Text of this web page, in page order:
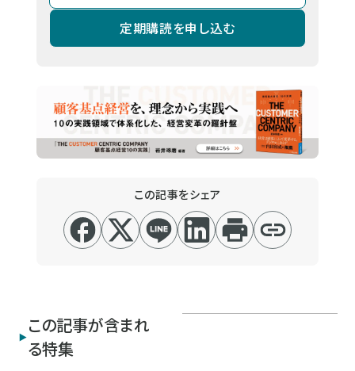
定期購読を申し込む
この記事をシェア
この記事が含まれ
る特集